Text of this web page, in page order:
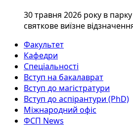
30 травня 2026 року в
святкове виїзне
Факультет
Кафедри
Спеціальності
Вступ на бакалаврат
Вступ до магістратури
Вступ до аспірантури (PhD)
Міжнародний офіс
ФСП News